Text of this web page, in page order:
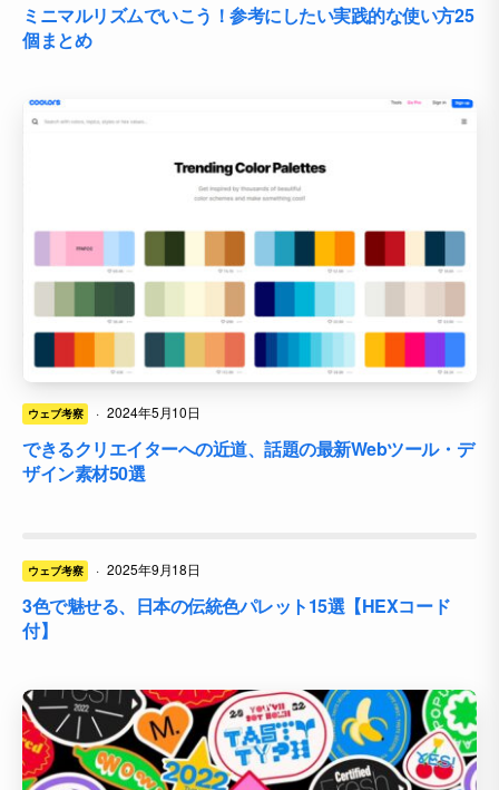
ミニマルリズムでいこう！参考にしたい実践的な使い方25
個まとめ
ウェブ考察 · 2024年5月10日
できるクリエイターへの近道、話題の最新Webツール・デ
ザイン素材50選
ウェブ考察 · 2025年9月18日
3色で魅せる、日本の伝統色パレット15選【HEXコード
付】